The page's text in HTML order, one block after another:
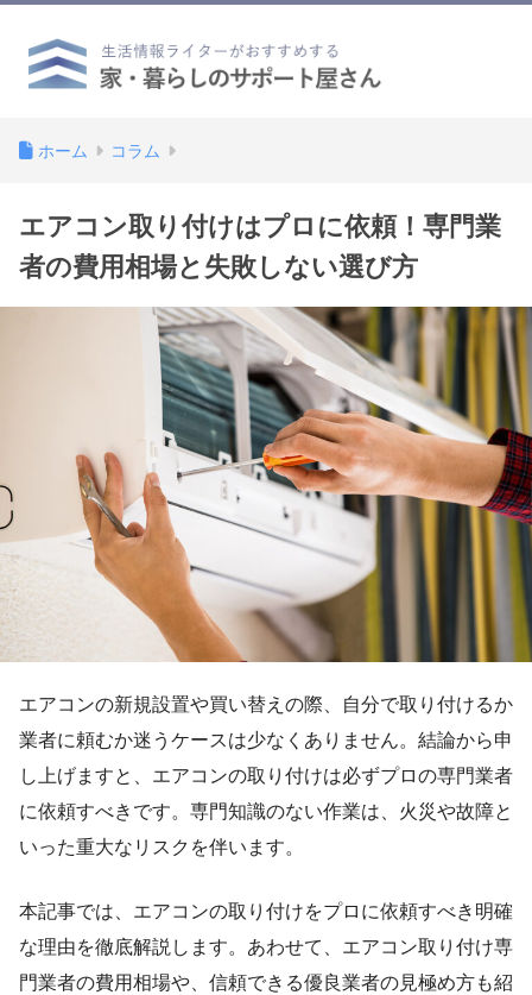
ホーム コラム
エアコン取り付けはプロに依頼！専門業
者の費用相場と失敗しない選び方
エアコンの新規設置や買い替えの際、自分で取り付けるか
業者に頼むか迷うケースは少なくありません。結論から申
し上げますと、エアコンの取り付けは必ずプロの専門業者
に依頼すべきです。専門知識のない作業は、火災や故障と
いった重大なリスクを伴います。
本記事では、エアコンの取り付けをプロに依頼すべき明確
な理由を徹底解説します。あわせて、エアコン取り付け専
門業者の費用相場や、信頼できる優良業者の見極め方も紹